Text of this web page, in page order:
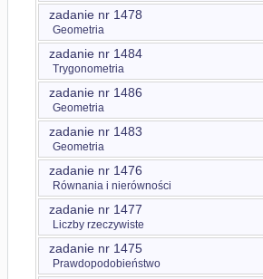
zadanie nr 1478
Geometria
zadanie nr 1484
Trygonometria
zadanie nr 1486
Geometria
zadanie nr 1483
Geometria
zadanie nr 1476
Równania i nierówności
zadanie nr 1477
Liczby rzeczywiste
zadanie nr 1475
Prawdopodobieństwo